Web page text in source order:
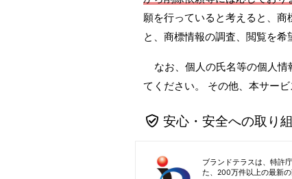
願を行っていると考えると、
と、商標情報の調査、閲覧を
なお、個人の氏名等の個人
てください。 その他、本サー
安心・安全への取り
ブランドテラスは、特許
た、200万件以上の最新